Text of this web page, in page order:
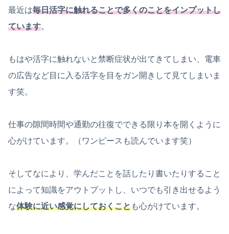
最近は毎日活字に触れることで多くのことをインプットし
ています。
もはや活字に触れないと禁断症状が出てきてしまい、電車
の広告など目に入る活字を目をガン開きして見てしまいま
す笑。
仕事の隙間時間や通勤の往復でできる限り本を開くように
心がけています。（ワンピースも読んでいます笑）
そしてなにより、学んだことを話したり書いたりすること
によって知識をアウトプットし、いつでも引き出せるよう
な体験に近い感覚にしておくことも心がけています。